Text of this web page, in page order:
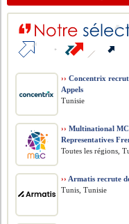
›› Concentrix
Appels
Tunisie
›› Multinational MC
Representatives
Toutes les régions,
›› Armatis recrute
Tunis, Tunisie